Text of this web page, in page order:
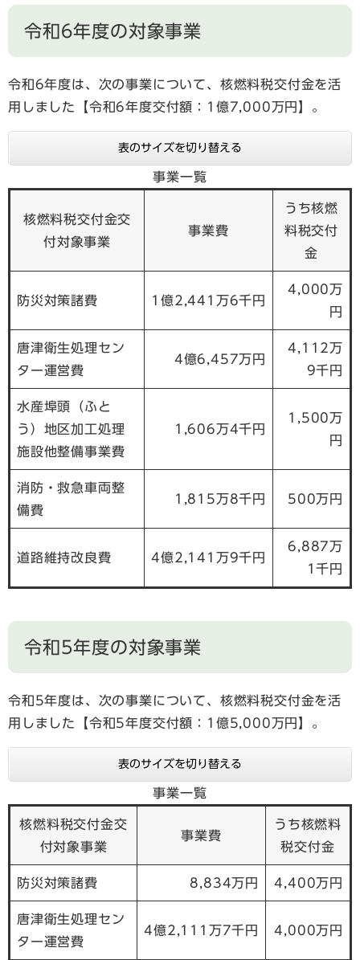
令和6年度の対象事業
令和6年度は、次の事業について、核燃料税交付金を活
用しました【令和6年度交付額：1億7,000万円】。
表のサイズを切り替える
事業一覧
核燃料税交付金交
付対象事業
事業費
うち核燃
料税交付
金
防災対策諸費 1億2,441万6千円
4,000万
円
唐津衛生処理セン
ター運営費
4億6,457万円
4,112万
9千円
水産埠頭（ふと
う）地区加工処理
施設他整備事業費
1,606万4千円
1,500万
円
消防・救急車両整
備費
1,815万8千円 500万円
道路維持改良費 4億2,141万9千円
6,887万
1千円
令和5年度の対象事業
令和5年度は、次の事業について、核燃料税交付金を活
用しました【令和5年度交付額：1億5,000万円】。
表のサイズを切り替える
事業一覧
核燃料税交付金交
付対象事業
事業費
うち核燃料
税交付金
防災対策諸費 8,834万円 4,400万円
唐津衛生処理セン
ター運営費
4億2,111万7千円 4,000万円